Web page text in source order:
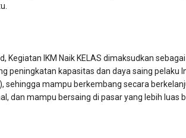
Kegiatan IKM Naik KELAS dimaksudkan
peningkatan kapasitas dan daya saing pelaku
sehingga mampu berkembang secara
dan mampu bersaing di pasar yang lebih luas